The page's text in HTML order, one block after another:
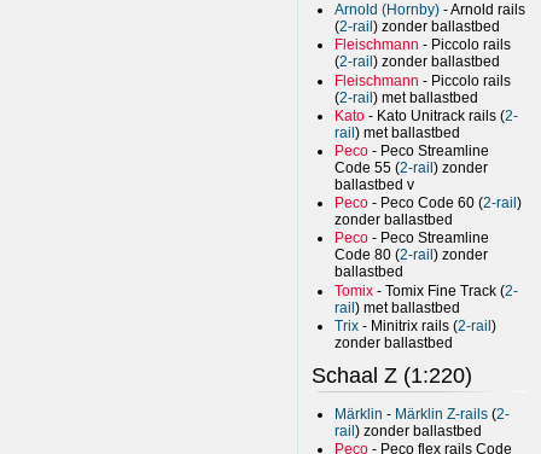
Arnold (Hornby) - Arnold rails
(2-rail) zonder ballastbed
Fleischmann - Piccolo rails
(2-rail) zonder ballastbed
Fleischmann - Piccolo rails
(2-rail) met ballastbed
Kato - Kato Unitrack rails (2-
rail) met ballastbed
Peco - Peco Streamline
Code 55 (2-rail) zonder
ballastbed v
Peco - Peco Code 60 (2-rail)
zonder ballastbed
Peco - Peco Streamline
Code 80 (2-rail) zonder
ballastbed
Tomix - Tomix Fine Track (2-
rail) met ballastbed
Trix - Minitrix rails (2-rail)
zonder ballastbed
Schaal Z (1:220)
Märklin - Märklin Z-rails (2-
rail) zonder ballastbed
Peco - Peco flex rails Code